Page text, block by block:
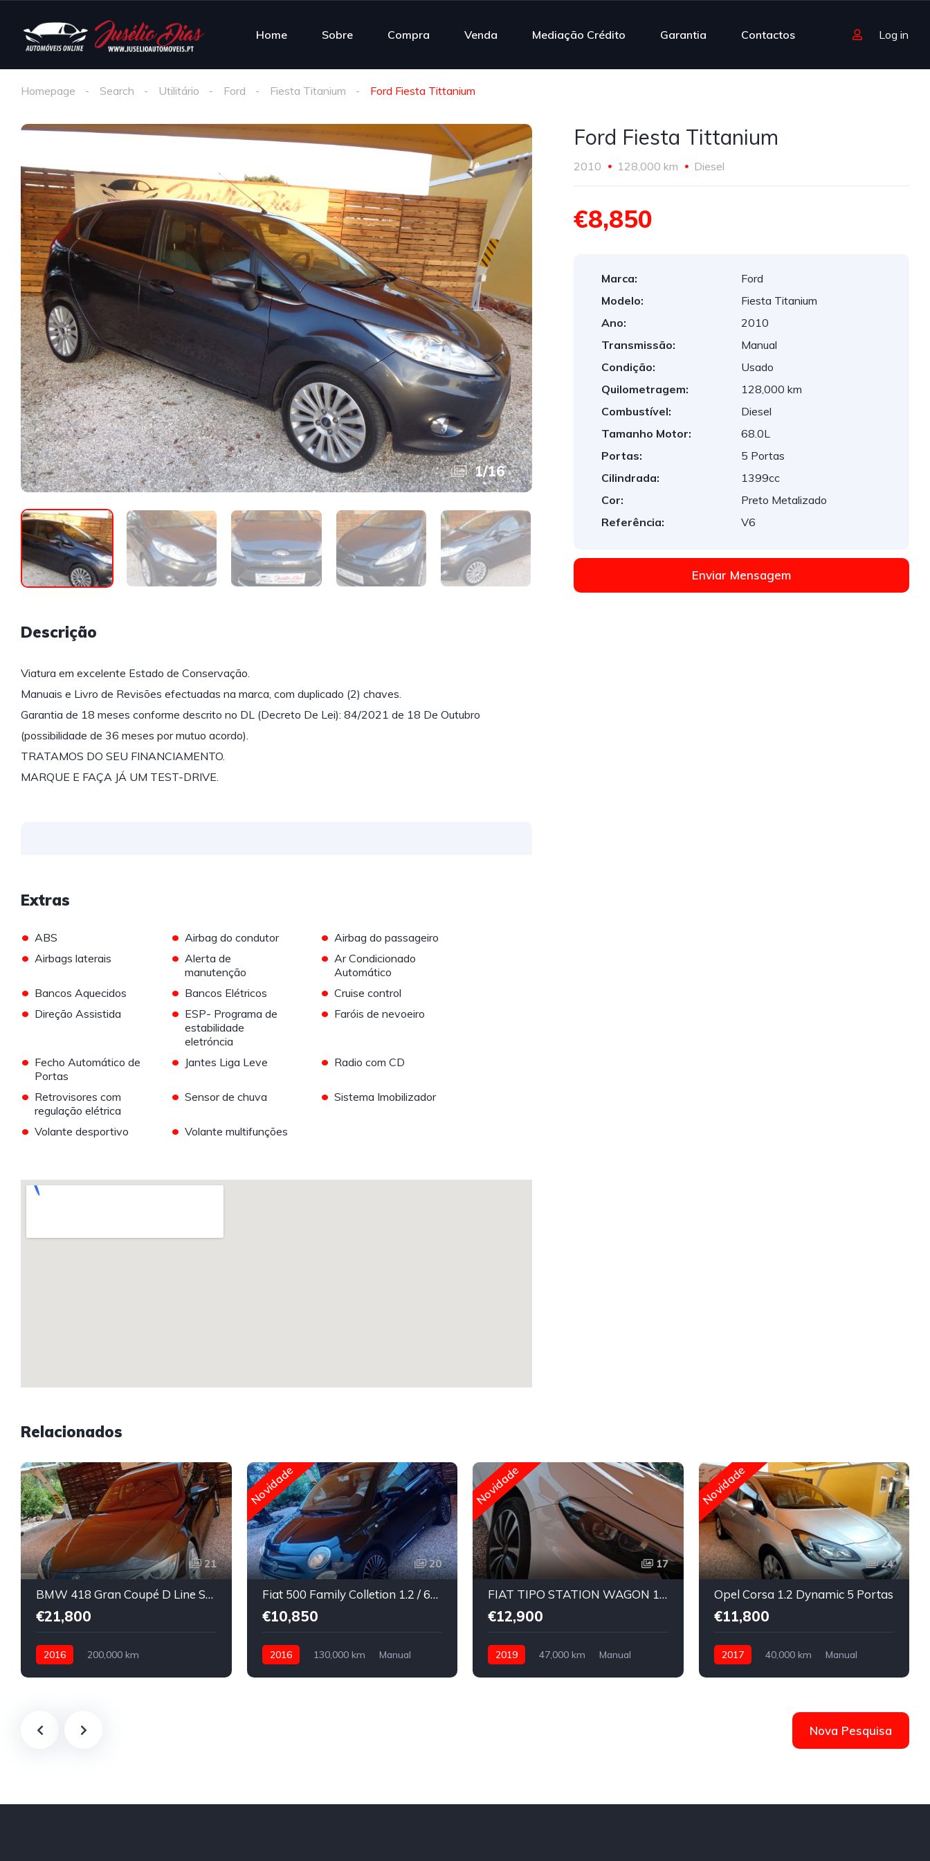
Home Sobre Compra Venda Mediação Crédito Garantia Contactos Log in
Homepage Search Utilitário Ford Fiesta Titanium Ford Fiesta Tittanium
1/16
Descrição
Viatura em excelente Estado de Conservação.
Manuais e Livro de Revisões efectuadas na marca, com duplicado (2) chaves.
Garantia de 18 meses conforme descrito no DL (Decreto De Lei): 84/2021 de 18 De Outubro
(possibilidade de 36 meses por mutuo acordo).
TRATAMOS DO SEU FINANCIAMENTO.
MARQUE E FAÇA JÁ UM TEST-DRIVE.
Extras
• ABS • Airbag do condutor • Airbag do passageiro
• Airbags laterais • Alerta de
manutenção
• Ar Condicionado
Automático
• Bancos Aquecidos • Bancos Elétricos • Cruise control
• Direção Assistida • ESP- Programa de
estabilidade
eletróncia
• Faróis de nevoeiro
• Fecho Automático de
Portas
• Jantes Liga Leve • Radio com CD
• Retrovisores com
regulação elétrica
• Sensor de chuva • Sistema Imobilizador
• Volante desportivo • Volante multifunções
Ford Fiesta Tittanium
2010 128,000 km Diesel
€8,850
Marca:
Ford
Modelo:
Fiesta Titanium
Ano:
2010
Transmissão:
Manual
Condição:
Usado
Quilometragem:
128,000 km
Combustível:
Diesel
Tamanho Motor:
68.0L
Portas:
5 Portas
Cilindrada:
1399cc
Cor:
Preto Metalizado
Referência:
V6
Enviar Mensagem
Relacionados
21
BMW 418 Gran Coupé D Line Sport
€21,800
2016
200,000 km
Novidade
20
Fiat 500 Family Colletion 1.2 / 69 Cv
€10,850
2016 130,000 km
Manual
Novidade
17
FIAT TIPO STATION WAGON 1.4 STREET
€12,900
2019 47,000 km
Manual
Novidade
24
Opel Corsa 1.2 Dynamic 5 Portas
€11,800
2017 40,000 km
Manual
Nova Pesquisa